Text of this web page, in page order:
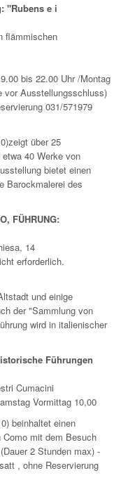
"Rubens e i
flämmischen
bis 22.00 Uhr /Montag
vor Ausstellungsschluss)
031/571979
über 25
40 Werke von
bietet einen
Barockmalerei des
FÜHRUNG:
14
erforderlich.
und einige
der "Sammlung von
wird in italienischer
Führungen
Cumacini
Vormittag 10,00
beinhaltet einen
mit dem Besuch
2 Stunden max) -
, ohne Reservierung